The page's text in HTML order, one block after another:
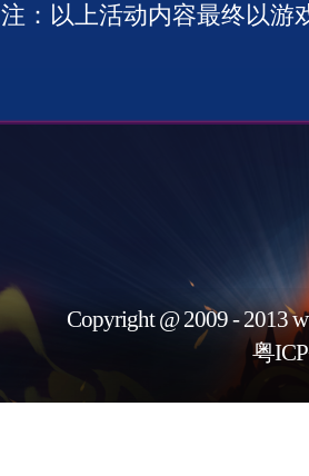
注：以上活动内容最终以游
Copyright @ 2009 - 2013
粤